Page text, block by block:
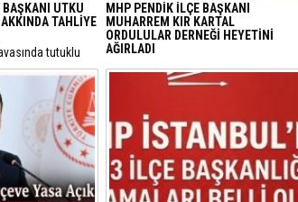
BAŞKANI UTKU
TAHLİYE
tutuklu
Başkanı
ile Seyhan
Müdürü
kararı çıktı.
MHP PENDİK İLÇE BAŞKANI
MUHARREM KIR KARTAL
ORDULULAR DERNEĞİ HEYETİNİ
AĞIRLADI
​Milliyetçi Hareket Partisi (MHP) Pendik
İlçe Başkanlığı, bölgedeki sivil toplum